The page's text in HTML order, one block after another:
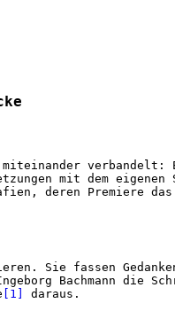
mit dem
deren Premiere
Sie fassen
Bachmann
[1]
daraus.